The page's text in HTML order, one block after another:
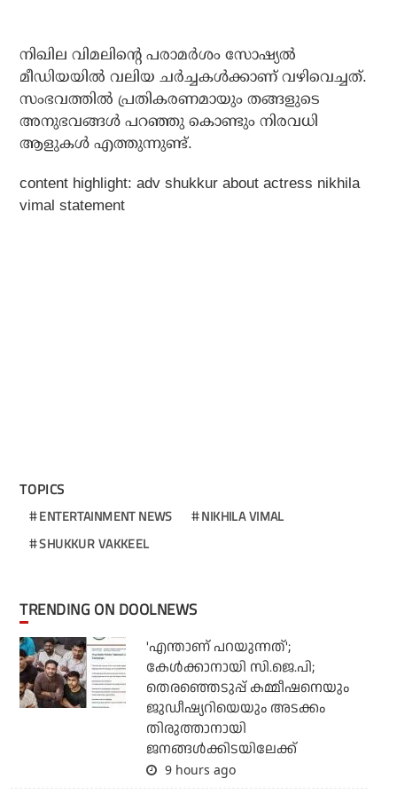
നിഖില വിമലിന്റെ പരാമര്‍ശം സോഷ്യല്‍
മീഡിയയില്‍ വലിയ ചര്‍ച്ചകള്‍ക്കാണ് വഴിവെച്ചത്.
സംഭവത്തില്‍ പ്രതികരണമായും തങ്ങളുടെ
അനുഭവങ്ങള്‍ പറഞ്ഞു കൊണ്ടും നിരവധി
ആളുകള്‍ എത്തുന്നുണ്ട്.
content highlight: adv shukkur about actress nikhila
vimal statement
TOPICS
ENTERTAINMENT NEWS
NIKHILA VIMAL
SHUKKUR VAKKEEL
TRENDING ON DOOLNEWS
'എന്താണ് പറയുന്നത്';
കേള്‍ക്കാനായി സി.ജെ.പി;
തെരഞ്ഞെടുപ്പ് കമ്മീഷനെയും
ജുഡീഷ്യറിയെയും അടക്കം
തിരുത്താനായി
ജനങ്ങള്‍ക്കിടയിലേക്ക്
9 hours ago